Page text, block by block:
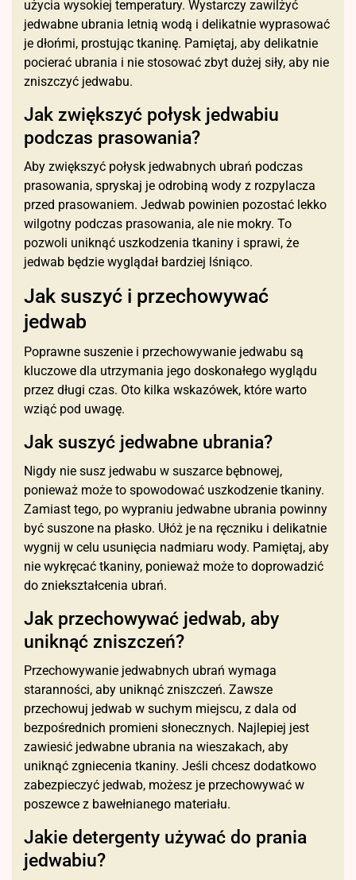
użycia wysokiej temperatury. Wystarczy zawilżyć
jedwabne ubrania letnią wodą i delikatnie wyprasować
je dłońmi, prostując tkaninę. Pamiętaj, aby delikatnie
pocierać ubrania i nie stosować zbyt dużej siły, aby nie
zniszczyć jedwabu.
Jak zwiększyć połysk jedwabiu
podczas prasowania?
Aby zwiększyć połysk jedwabnych ubrań podczas
prasowania, spryskaj je odrobiną wody z rozpylacza
przed prasowaniem. Jedwab powinien pozostać lekko
wilgotny podczas prasowania, ale nie mokry. To
pozwoli uniknąć uszkodzenia tkaniny i sprawi, że
jedwab będzie wyglądał bardziej lśniąco.
Jak suszyć i przechowywać
jedwab
Poprawne suszenie i przechowywanie jedwabu są
kluczowe dla utrzymania jego doskonałego wyglądu
przez długi czas. Oto kilka wskazówek, które warto
wziąć pod uwagę.
Jak suszyć jedwabne ubrania?
Nigdy nie susz jedwabu w suszarce bębnowej,
ponieważ może to spowodować uszkodzenie tkaniny.
Zamiast tego, po wypraniu jedwabne ubrania powinny
być suszone na płasko. Ułóż je na ręczniku i delikatnie
wygnij w celu usunięcia nadmiaru wody. Pamiętaj, aby
nie wykręcać tkaniny, ponieważ może to doprowadzić
do zniekształcenia ubrań.
Jak przechowywać jedwab, aby
uniknąć zniszczeń?
Przechowywanie jedwabnych ubrań wymaga
staranności, aby uniknąć zniszczeń. Zawsze
przechowuj jedwab w suchym miejscu, z dala od
bezpośrednich promieni słonecznych. Najlepiej jest
zawiesić jedwabne ubrania na wieszakach, aby
uniknąć zgniecenia tkaniny. Jeśli chcesz dodatkowo
zabezpieczyć jedwab, możesz je przechowywać w
poszewce z bawełnianego materiału.
Jakie detergenty używać do prania
jedwabiu?